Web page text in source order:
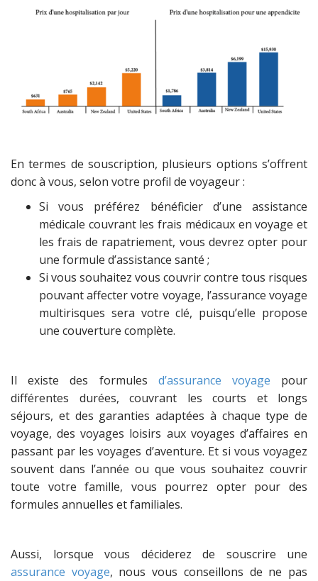
En termes de souscription, plusieurs options s’offrent
donc à vous, selon votre profil de voyageur :
Si vous préférez bénéficier d’une assistance
médicale couvrant les frais médicaux en voyage et
les frais de rapatriement, vous devrez opter pour
une formule d’assistance santé ;
Si vous souhaitez vous couvrir contre tous risques
pouvant affecter votre voyage, l’assurance voyage
multirisques sera votre clé, puisqu’elle propose
une couverture complète.
Il existe des formules d’assurance voyage pour
différentes durées, couvrant les courts et longs
séjours, et des garanties adaptées à chaque type de
voyage, des voyages loisirs aux voyages d’affaires en
passant par les voyages d’aventure. Et si vous voyagez
souvent dans l’année ou que vous souhaitez couvrir
toute votre famille, vous pourrez opter pour des
formules annuelles et familiales.
Aussi, lorsque vous déciderez de souscrire une
assurance voyage, nous vous conseillons de ne pas